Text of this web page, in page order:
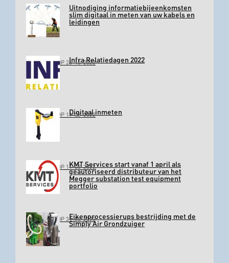
Uitnodiging informatiebijeenkomsten
slim digitaal in meten van uw kabels en
leidingen
GEPLAATST OP 26-10-2022Infra Relatiedagen 2022
GEPLAATST OP 11-03-2022Digitaal inmeten
GEPLAATST OP 11-03-2022KMT Services start vanaf 1 april als
geautoriseerd distributeur van het
Megger substation test equipment
portfolio
GEPLAATST OP 31-03-2020Eikenprocessierups bestrijding met de
Simply Air Grondzuiger